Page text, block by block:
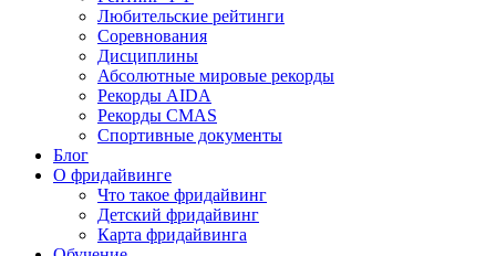
Любительские рейтинги
Соревнования
Дисциплины
Абсолютные мировые рекорды
Рекорды AIDA
Рекорды CMAS
Спортивные документы
Блог
О фридайвинге
Что такое фридайвинг
Детский фридайвинг
Карта фридайвинга